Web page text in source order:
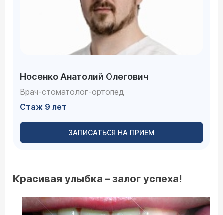
Носенко Анатолий Олегович
Врач-стоматолог-ортопед
Стаж 9 лет
ЗАПИСАТЬСЯ НА ПРИЕМ
Красивая улыбка – залог успеха!